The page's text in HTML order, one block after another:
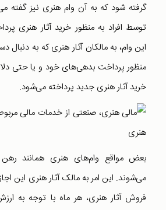
گرفته شود که به آن وام هنری نیز گفته
توسط افراد به منظور خرید آثار هنری
این وام، به مالکان آثار هنری که به
منظور پرداخت بدهی‌های خود و یا حتی
خرید آثار هنری جدید پرداخته می‌شود.
بعض مواقع وام‌های هنری همانند
می‌شوند. این امر به مالک آثار هنری این
فروش آثار هنری، هر ماه با توجه به